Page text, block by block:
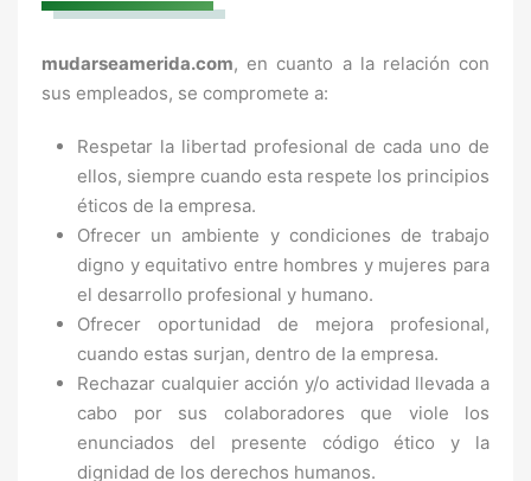
mudarseamerida.com, en cuanto a la relación con
sus empleados, se compromete a:
Respetar la libertad profesional de cada uno de
ellos, siempre cuando esta respete los principios
éticos de la empresa.
Ofrecer un ambiente y condiciones de trabajo
digno y equitativo entre hombres y mujeres para
el desarrollo profesional y humano.
Ofrecer oportunidad de mejora profesional,
cuando estas surjan, dentro de la empresa.
Rechazar cualquier acción y/o actividad llevada a
cabo por sus colaboradores que viole los
enunciados del presente código ético y la
dignidad de los derechos humanos.